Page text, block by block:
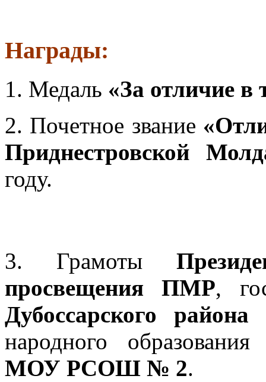
Награды:
1. Медаль «За отличие в
2. Почетное звание
Приднестровской
году.
3. Грамоты
просвещения ПМР,
Дубоссарского
народного
МОУ РСОШ № 2.